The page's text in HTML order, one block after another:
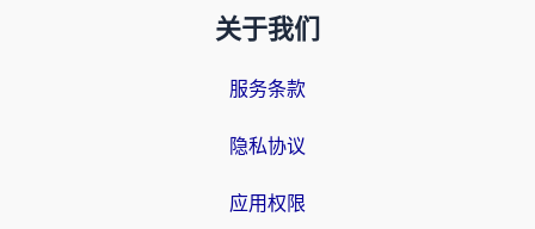
关于我们
服务条款
隐私协议
应用权限